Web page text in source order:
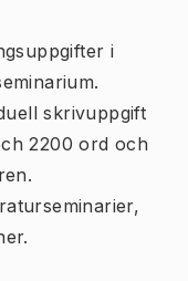
i
skrivuppgift
2200 ord och